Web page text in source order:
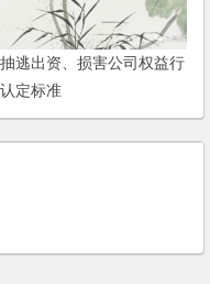
逃出资、损害公司权益行
定标准